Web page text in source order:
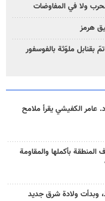
ولا في المفاوضات
هرمز
بقنابل ملوّثة بالفوسفور
عامر الكفيشي يقرأ ملامح
بأكملها والمقاومة
وبدأت ولادة شرق جديد